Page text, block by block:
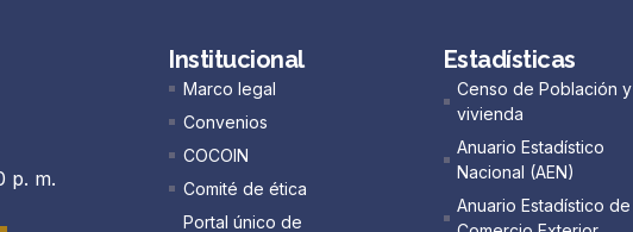
p. m.
Institucional
Marco legal
Convenios
COCOIN
Comité de ética
Portal único de
Estadísticas
Censo de Población y
vivienda
Anuario Estadístico
Nacional (AEN)​
Anuario Estadístico de